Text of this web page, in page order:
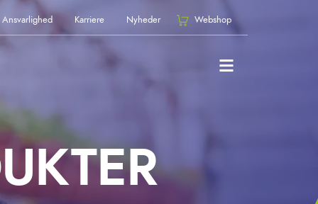
Ansvarlighed Karriere Nyheder Webshop